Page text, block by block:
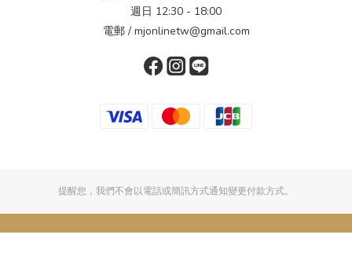
週日 12:30 - 18:00
電郵 / mjonlinetw@gmail.com
提醒您，我們不會以電話或簡訊方式通知變更付款方式。